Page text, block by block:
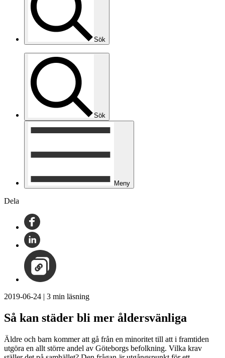
Sök
Sök
Meny
Dela
2019-06-24 | 3 min läsning
Så kan städer bli mer åldersvänliga
Äldre och barn kommer att gå från en minoritet till att i framtiden
utgöra en allt större andel av Göteborgs befolkning. Vilka krav